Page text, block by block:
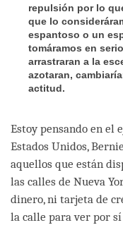
repulsión por lo
que lo
espantoso o un
tomáramos en
arrastraran a la
azotaran,
actitud.
Estoy pensando en el
Estados Unidos,
aquellos que están
las calles de Nueva
dinero, ni tarjeta de
la calle para ver por